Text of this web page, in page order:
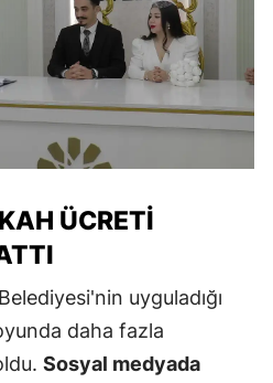
ÜCRETI
uyguladığı
daha fazla
Sosyal medyada